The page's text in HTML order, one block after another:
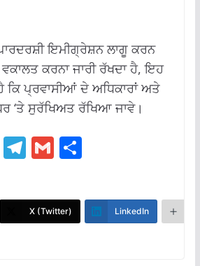
ਇਮੀਗ੍ਰੇਸ਼ਨ ਲਾਗੂ ਕਰਨ
ਕਰਨਾ ਜਾਰੀ ਰੱਖਦਾ ਹੈ, ਇਹ
ਕਿ ਪ੍ਰਵਾਸੀਆਂ ਦੇ ਅਧਿਕਾਰਾਂ ਅਤੇ
‘ਤੇ ਸੁਰੱਖਿਅਤ ਰੱਖਿਆ ਜਾਵੇ।
T
e
gr
G
ai
l
S
ar
e
X (Twitter) LinkedIn